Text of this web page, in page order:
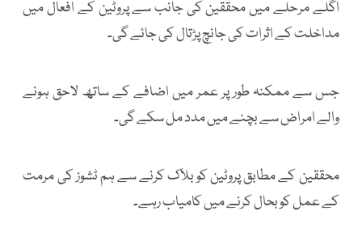
اگلے مرحلے میں محققین کی جانب سے پروٹین کے افعال میں
مداخلت کے اثرات کی جانچ پڑتال کی جائے گی۔
جس سے ممکنہ طور پر عمر میں اضافے کے ساتھ لاحق ہونے
والے امراض سے بچنے میں مدد مل سکے گی۔
محققین کے مطابق پروٹین کو بلاک کرنے سے ہم ٹشوز کی مرمت
کے عمل کو بحال کرنے میں کامیاب رہے۔